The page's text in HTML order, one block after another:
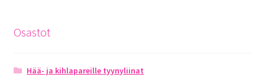
Osastot
Hää- ja kihlapareille tyynyliinat